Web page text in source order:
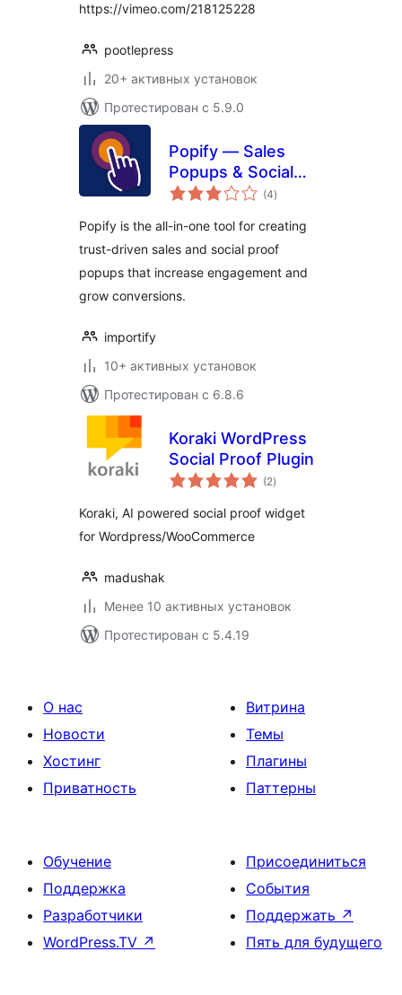
https://vimeo.com/218125228
pootlepress
20+ активных установок
Протестирован с 5.9.0
Popify — Sales
Popups & Social
Proof
(4общий
рейтинг
)
Popify is the all-in-one tool for creating
trust-driven sales and social proof
popups that increase engagement and
grow conversions.
importify
10+ активных установок
Протестирован с 6.8.6
Koraki WordPress
Social Proof Plugin
(2общий
рейтинг
)
Koraki, AI powered social proof widget
for Wordpress/WooCommerce
madushak
Менее 10 активных установок
Протестирован с 5.4.19
О нас
Новости
Хостинг
Приватность
Витрина
Темы
Плагины
Паттерны
Обучение
Поддержка
Разработчики
WordPress.TV ↗
Присоединиться
События
Поддержать ↗
Пять для будущего